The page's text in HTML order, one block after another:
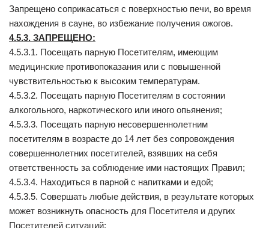
Запрещено соприкасаться с поверхностью печи, во время
нахождения в сауне, во избежание получения ожогов.
4.5.3. ЗАПРЕЩЕНО:
4.5.3.1. Посещать парную Посетителям, имеющим
медицинские противопоказания или с повышенной
чувствительностью к высоким температурам.
4.5.3.2. Посещать парную Посетителям в состоянии
алкогольного, наркотического или иного опьянения;
4.5.3.3. Посещать парную несовершеннолетним
посетителям в возрасте до 14 лет без сопровождения
совершеннолетних посетителей, взявших на себя
ответственность за соблюдение ими настоящих Правил;
4.5.3.4. Находиться в парной с напитками и едой;
4.5.3.5. Совершать любые действия, в результате которых
может возникнуть опасность для Посетителя и других
Посетителей ситуаций;